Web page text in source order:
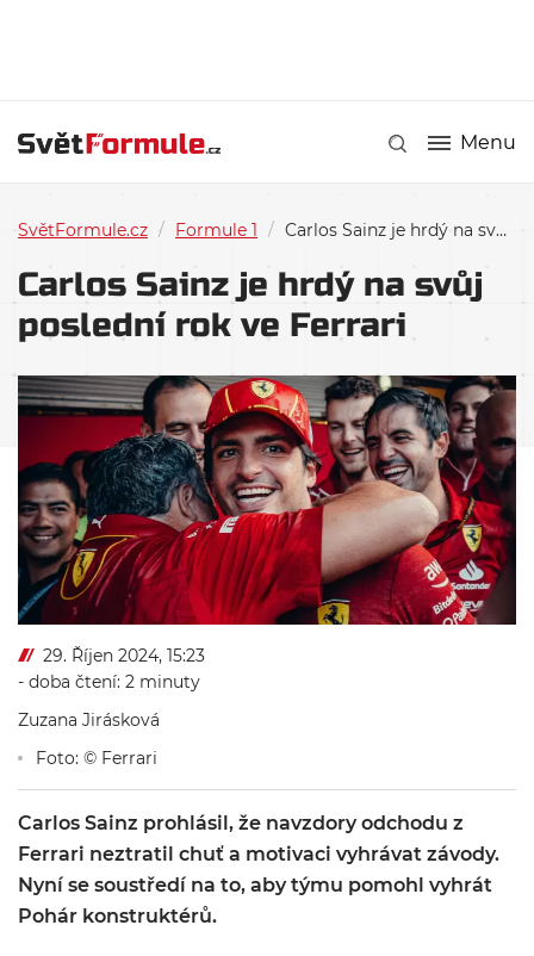
Menu
SvětFormule.cz / Formule 1 / Carlos Sainz je hrdý na svůj poslední rok ve Ferrari
Carlos Sainz je hrdý na svůj
poslední rok ve Ferrari
29. Říjen 2024, 15:23
- doba čtení: 2 minuty
Zuzana Jirásková
Foto: © Ferrari
Carlos Sainz prohlásil, že navzdory odchodu z
Ferrari neztratil chuť a motivaci vyhrávat závody.
Nyní se soustředí na to, aby týmu pomohl vyhrát
Pohár konstruktérů.